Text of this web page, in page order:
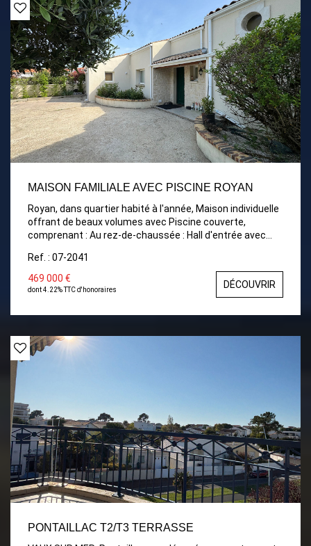
MAISON FAMILIALE AVEC PISCINE ROYAN
Royan, dans quartier habité à l'année, Maison individuelle
offrant de beaux volumes avec Piscine couverte,
comprenant : Au rez-de-chaussée : Hall d'entrée avec
donnant sur la piscine couverte, et le jardin, Une chambre
avec dressing, Une salle de bains, WC indépendant. À
l'étage : Un palier desservant deux chambres, Une salle
chaussée Chauffage électrique à l'étage Garage avec
technique
Ref. : 07-2041
469 000 €
dont 4.22% TTC d'honoraires DÉCOUVRIR
PONTAILLAC T2/T3 TERRASSE